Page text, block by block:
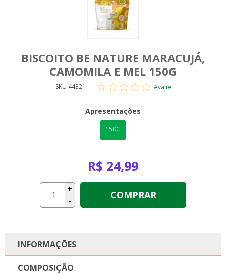
BISCOITO BE NATURE MARACUJÁ,
CAMOMILA E MEL 150G
SKU 44321 Avalie
Apresentações
150G
R$ 24,99
+
-
COMPRAR
INFORMAÇÕES
COMPOSIÇÃO